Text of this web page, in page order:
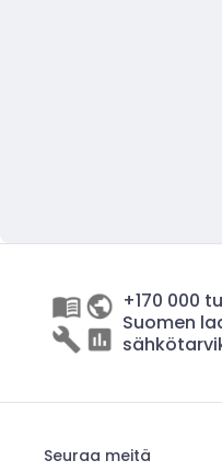
+170 000
Suomen
Seuraa meitä